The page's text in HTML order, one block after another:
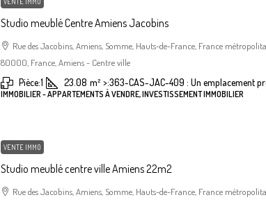
Studio meublé Centre Amiens Jacobins
Rue des Jacobins, Amiens, Somme, Hauts-de-France, France
80000, France, Amiens - Centre ville
Pièce:1 23.08 m² >:363-CAS-JAC-409 : Un emplacement
IMMOBILIER - APPARTEMENTS À VENDRE, INVESTISSEMENT IMMOBILIER
VENTE IMMO
Studio meublé centre ville Amiens 22m2
Rue des Jacobins, Amiens, Somme, Hauts-de-France, France